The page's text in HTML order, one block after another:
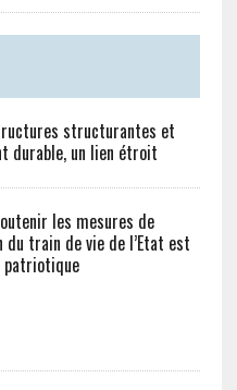
structurantes et
durable, un lien étroit
les mesures de
du train de vie de l’Etat est
patriotique